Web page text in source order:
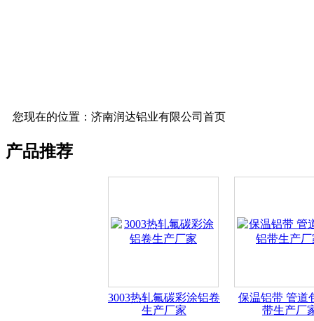
您现在的位置：济南润达铝业有限公司首页
产品推荐
3003热轧氟碳彩涂铝卷
生产厂家
保温铝带 管道
带生产厂